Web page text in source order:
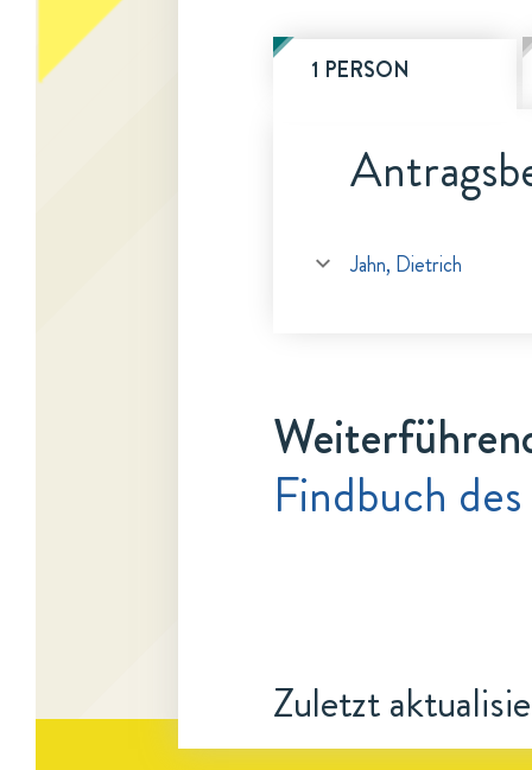
1 PERSON
Jahn, Dietrich
Findbuch
Zuletzt